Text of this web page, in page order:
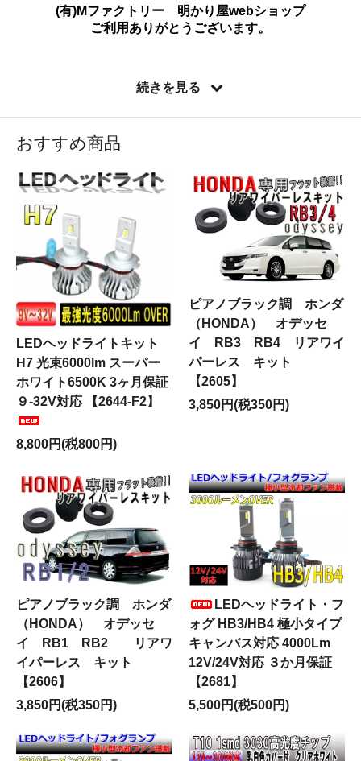
(有)Mファクトリー 明かり屋webショップ
ご利用ありがとうございます。
■トヨタ＆ホンダ リアワイパーレスキット ピアノブ
■TOYOTA 純正形状ガラスフォグランプユニット
■COBイカリング カラー＆Φ数各種
各種商品について、ご質問等御座いましたらお電話・メ
ールにてお気軽にお問合せ下さい。
また店頭でも販売しておりますので、商品確認・点灯テ
ストなどにより（明るさ・色合等）御確認の上でのご購
入も可能です。
皆様のご来店・ご購入心よりお待ちしております。
続きを見る
おすすめ商品
LEDヘッドライトキット
H7 光束6000lm スーパー
ホワイト6500K 3ヶ月保証
９-32V対応 【2644-F2】
8,800円(税800円)
ピアノブラック調 ホンダ
（HONDA） オデッセ
イ RB3 RB4 リアワイ
パーレス キット
【2605】
3,850円(税350円)
ピアノブラック調 ホンダ
（HONDA） オデッセ
イ RB1 RB2 リアワ
イパーレス キット
【2606】
3,850円(税350円)
LEDヘッドライト・フ
ォグ HB3/HB4 極小タイプ
キャンバス対応 4000Lm
12V/24V対応 ３か月保証
【2681】
5,500円(税500円)